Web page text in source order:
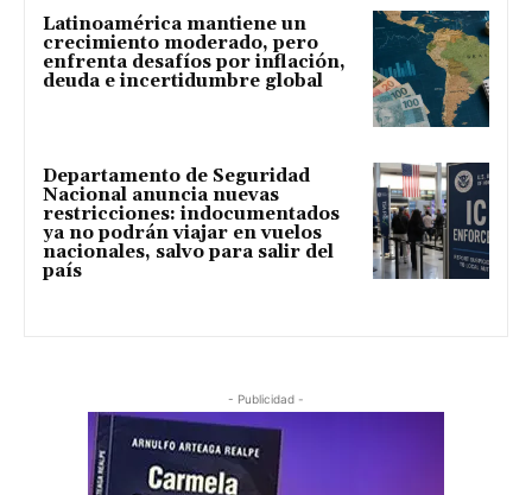
Latinoamérica mantiene un
crecimiento moderado, pero
enfrenta desafíos por inflación,
deuda e incertidumbre global
Departamento de Seguridad
Nacional anuncia nuevas
restricciones: indocumentados
ya no podrán viajar en vuelos
nacionales, salvo para salir del
país
- Publicidad -